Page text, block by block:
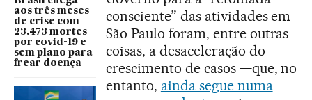
aos três meses
de crise com
23.473 mortes
por covid-19 e
sem plano para
frear doença
consciente” das atividades em
São Paulo foram, entre outras
coisas, a desaceleração do
crescimento de casos —que, no
entanto, ainda segue numa